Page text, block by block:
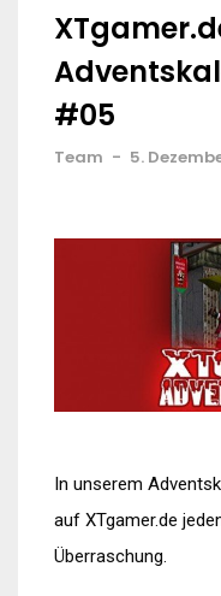
#05
Team - 5.
In unserem
auf XTgamer.de
Überraschung.